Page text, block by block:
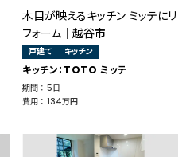
木目が映えるキッチン ミッテにリ
フォーム｜越谷市
戸建て キッチン
キッチン：TOTO ミッテ
期間 ： 5日
費用 ： 134万円